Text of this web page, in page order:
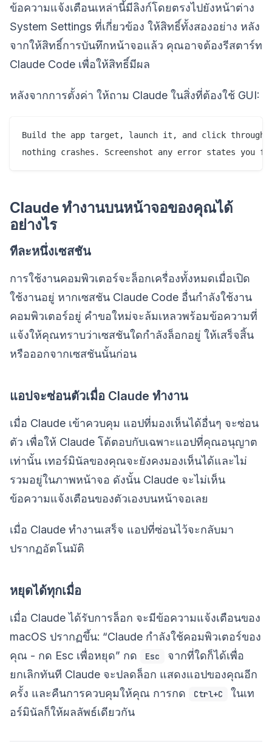
ข้อความแจ้งเตือนเหล่านี้มีลิงก์โดยตรงไปยังหน้าต่าง
System Settings ที่เกี่ยวข้อง ให้สิทธิ์ทั้งสองอย่าง หลัง
จากให้สิทธิ์การบันทึกหน้าจอแล้ว คุณอาจต้องรีสตาร์ท
Claude Code เพื่อให้สิทธิ์มีผล
หลังจากการตั้งค่า ให้ถาม Claude ในสิ่งที่ต้องใช้ GUI:
Build the app target, launch it, and click through
Claude ทำงานบนหน้าจอของคุณได้
อย่างไร
ทีละหนึ่งเซสชัน
การใช้งานคอมพิวเตอร์จะล็อกเครื่องทั้งหมดเมื่อเปิด
ใช้งานอยู่ หากเซสชัน Claude Code อื่นกำลังใช้งาน
คอมพิวเตอร์อยู่ คำขอใหม่จะล้มเหลวพร้อมข้อความที่
แจ้งให้คุณทราบว่าเซสชันใดกำลังล็อกอยู่ ให้เสร็จสิ้น
หรือออกจากเซสชันนั้นก่อน
แอปจะซ่อนตัวเมื่อ Claude ทำงาน
เมื่อ Claude เข้าควบคุม แอปที่มองเห็นได้อื่นๆ จะซ่อน
ตัว เพื่อให้ Claude โต้ตอบกับเฉพาะแอปที่คุณอนุญาต
เท่านั้น เทอร์มินัลของคุณจะยังคงมองเห็นได้และไม่
รวมอยู่ในภาพหน้าจอ ดังนั้น Claude จะไม่เห็น
ข้อความแจ้งเตือนของตัวเองบนหน้าจอเลย
เมื่อ Claude ทำงานเสร็จ แอปที่ซ่อนไว้จะกลับมา
ปรากฏอัตโนมัติ
หยุดได้ทุกเมื่อ
เมื่อ Claude ได้รับการล็อก จะมีข้อความแจ้งเตือนของ
macOS ปรากฏขึ้น: “Claude กำลังใช้คอมพิวเตอร์ของ
คุณ - กด Esc เพื่อหยุด” กด
Esc
จากที่ใดก็ได้เพื่อ
ยกเลิกทันที Claude จะปลดล็อก แสดงแอปของคุณอีก
ครั้ง และคืนการควบคุมให้คุณ การกด
Ctrl+C
ในเท
อร์มินัลก็ให้ผลลัพธ์เดียวกัน